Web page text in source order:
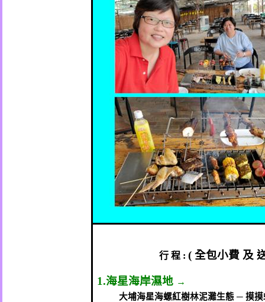
行 程 :(全包小費 及
1.海星海岸濕地 →
大埔海星海螺紅樹林泥灘生態 ─ 摸摸